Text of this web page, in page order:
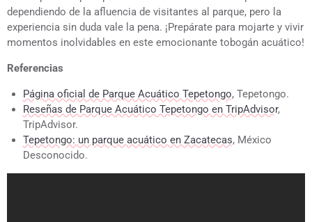
dependiendo de la afluencia de visitantes al parque, pero la
experiencia sin duda vale la pena. ¡Prepárate para mojarte y vivir
momentos inolvidables en este emocionante tobogán acuático!
Referencias
Página oficial de Parque Acuático Tepetongo, Tepetongo.
Reseñas de Parque Acuático Tepetongo en TripAdvisor,
TripAdvisor.
Tepetongo: un parque acuático en Zacatecas, México
Desconocido.